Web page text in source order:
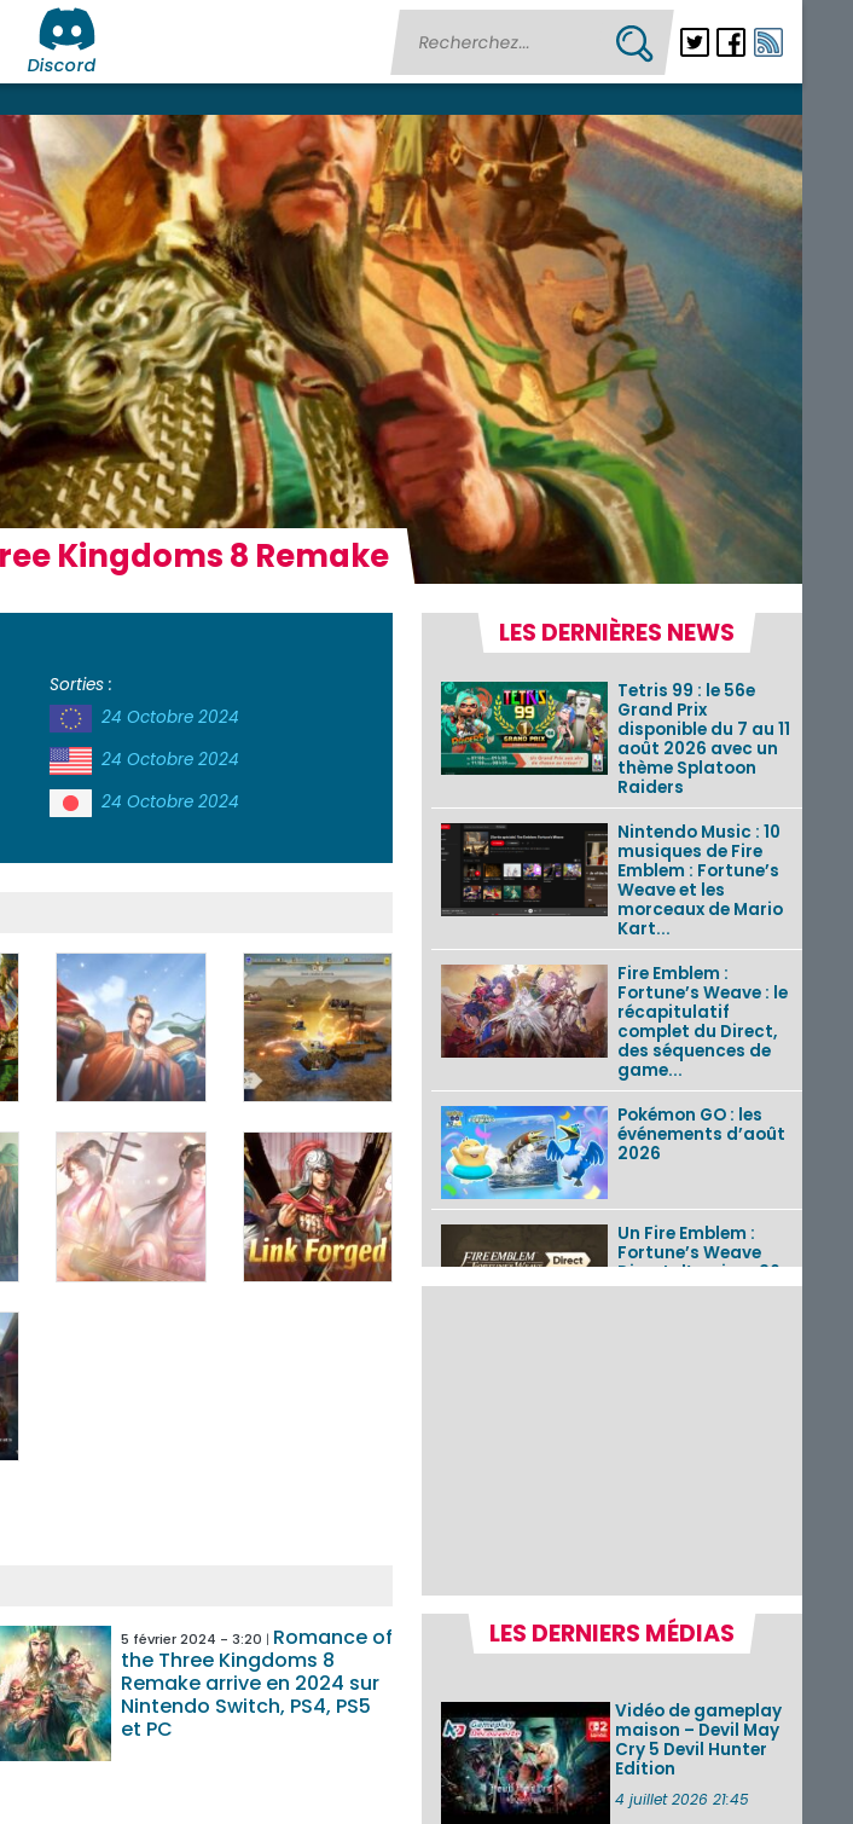
Discord
Kingdoms 8 Remake
Sorties :
24 Octobre 2024
24 Octobre 2024
24 Octobre 2024
5 février 2024 - 3:20
Romance of
the Three Kingdoms 8
Remake arrive en 2024 sur
Nintendo Switch, PS4, PS5
et PC
LES DERNIÈRES NEWS
Tetris 99 : le 56e
Grand Prix
disponible du 7 au 11
août 2026 avec un
thème Splatoon
Raiders
Nintendo Music : 10
musiques de Fire
Emblem : Fortune’s
Weave et les
morceaux de Mario
Kart...
Fire Emblem :
Fortune’s Weave : le
récapitulatif
complet du Direct,
des séquences de
game...
Pokémon GO : les
événements d’août
2026
Un Fire Emblem :
Fortune’s Weave
Direct d’environ 20
minutes diffusé le 4
décembre ...
Nintendo Music :
des musiques de
morceaux du mode
Balade de ...
Les éditions
physiques de Tomb
LES DERNIERS MÉDIAS
Vidéo de gameplay
maison – Devil May
Cry 5 Devil Hunter
Edition
4 juillet 2026 21:45